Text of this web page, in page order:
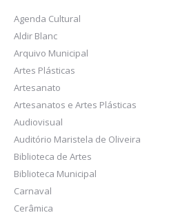
Agenda Cultural
Aldir Blanc
Arquivo Municipal
Artes Plásticas
Artesanato
Artesanatos e Artes Plásticas
Audiovisual
Auditório Maristela de Oliveira
Biblioteca de Artes
Biblioteca Municipal
Carnaval
Cerâmica